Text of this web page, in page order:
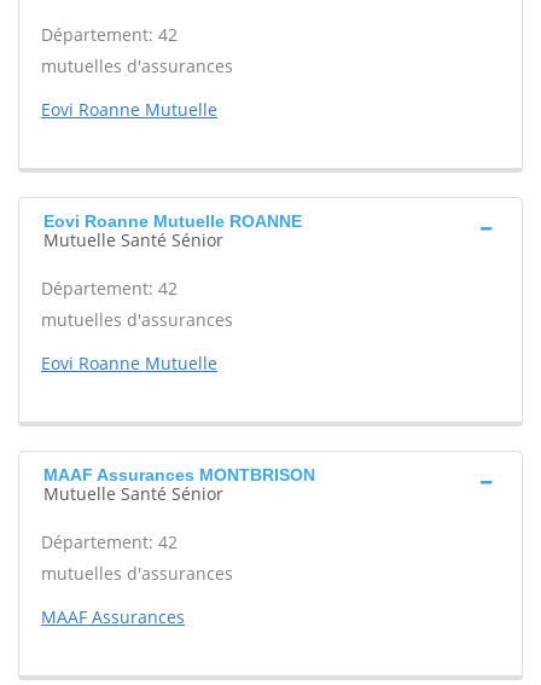
Département: 42
mutuelles d'assurances
Eovi Roanne Mutuelle
Eovi Roanne Mutuelle ROANNE
Mutuelle Santé Sénior
Département: 42
mutuelles d'assurances
Eovi Roanne Mutuelle
MAAF Assurances MONTBRISON
Mutuelle Santé Sénior
Département: 42
mutuelles d'assurances
MAAF Assurances